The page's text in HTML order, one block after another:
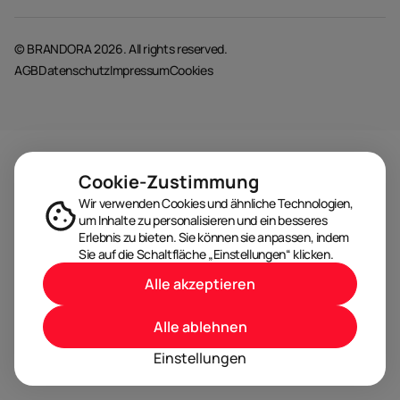
© BRANDORA 2026. All rights reserved.
AGBDatenschutzImpressumCookies
Cookie-Zustimmung
Wir verwenden Cookies und ähnliche Technologien,
um Inhalte zu personalisieren und ein besseres
Erlebnis zu bieten. Sie können sie anpassen, indem
Sie auf die Schaltfläche „Einstellungen“ klicken.
Einstellungen
Alle ablehnen
Alle akzeptieren